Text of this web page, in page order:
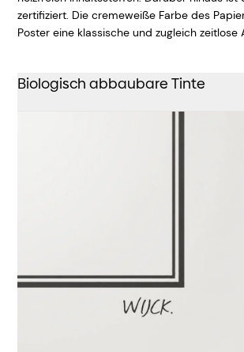
zertifiziert. Die cremeweiße Farbe des
Poster eine klassische und zugleich zeitlose
Biologisch abbaubare Tinte